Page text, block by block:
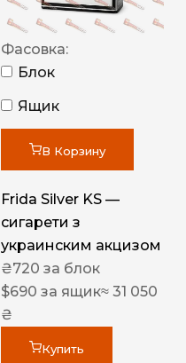
Фасовка:
Блок
Ящик
В Корзину
Frida Silver KS —
сигарети з
украинским акцизом
₴720 за блок
$690 за ящик≈ 31 050
₴
Купить